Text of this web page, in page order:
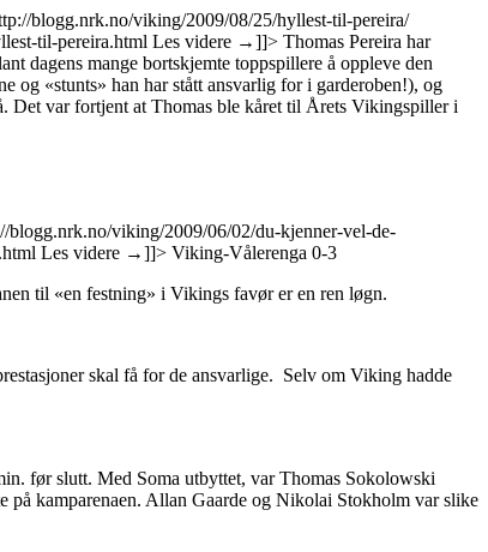
blogg.nrk.no/viking/2009/08/25/hyllest-til-pereira/
til-pereira.html Les videre →]]> Thomas Pereira har
dagens mange bortskjemte toppspillere å oppleve den
og «stunts» han har stått ansvarlig for i garderoben!), og
Det var fortjent at Thomas ble kåret til Årets Vikingspiller i
blogg.nrk.no/viking/2009/06/02/du-kjenner-vel-de-
Les videre →]]> Viking-Vålerenga 0-3
til «en festning» i Vikings favør er en ren løgn.
skal få for de ansvarlige. Selv om Viking hadde
før slutt. Med Soma utbyttet, var Thomas Sokolowski
på kamparenaen. Allan Gaarde og Nikolai Stokholm var slike